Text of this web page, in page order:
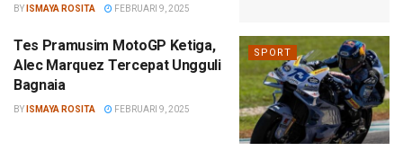
BY ISMAYA ROSITA FEBRUARI 9, 2025
SPORT
Tes Pramusim MotoGP Ketiga,
Alec Marquez Tercepat Ungguli
Bagnaia
BY ISMAYA ROSITA FEBRUARI 9, 2025